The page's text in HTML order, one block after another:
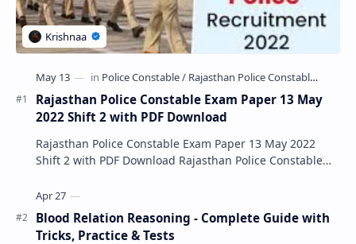
Rajasthan Police Constable Exam Paper 13 May
2022 Shift 2 with PDF Download
Rajasthan Police Constable Exam Paper 13 May 2022
Shift 2 with PDF Download Rajasthan Police Constable
Blood Relation Reasoning - Complete Guide with
Tricks, Practice & Tests